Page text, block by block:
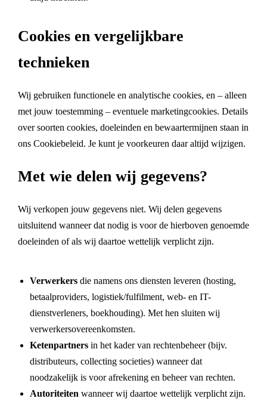
Cookies en vergelijkbare
technieken
Wij gebruiken functionele en analytische cookies, en – alleen
met jouw toestemming – eventuele marketingcookies. Details
over soorten cookies, doeleinden en bewaartermijnen staan in
ons Cookiebeleid. Je kunt je voorkeuren daar altijd wijzigen.
Met wie delen wij gegevens?
Wij verkopen jouw gegevens niet. Wij delen gegevens
uitsluitend wanneer dat nodig is voor de hierboven genoemde
doeleinden of als wij daartoe wettelijk verplicht zijn.
Verwerkers die namens ons diensten leveren (hosting,
betaalproviders, logistiek/fulfilment, web- en IT-
dienstverleners, boekhouding). Met hen sluiten wij
verwerkersovereenkomsten.
Ketenpartners in het kader van rechtenbeheer (bijv.
distributeurs, collecting societies) wanneer dat
noodzakelijk is voor afrekening en beheer van rechten.
Autoriteiten wanneer wij daartoe wettelijk verplicht zijn.